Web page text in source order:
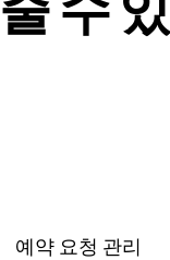
예약 요청 관리